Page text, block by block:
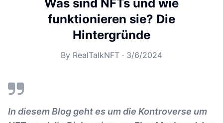
Was sind NFTs und wie
funktionieren sie? Die
Hintergründe
By RealTalkNFT · 3/6/2024
In diesem Blog geht es um die Kontroverse um